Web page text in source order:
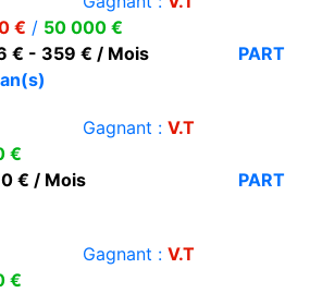
€ / 50 000 €
€ - 359 € / Mois
PART
Gagnant : V.T
€
€ / Mois
PART
Gagnant : V.T
€